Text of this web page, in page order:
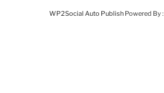
WP2Social Auto PublishPowered By :